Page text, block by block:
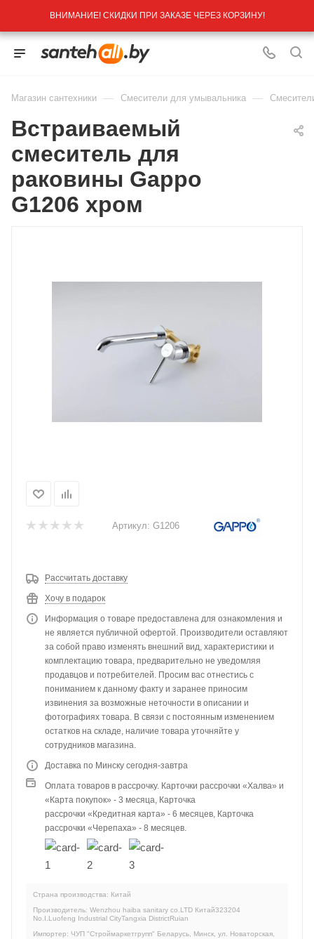
ВНИМАНИЕ! СКИДКИ ПРИ ЗАКАЗЕ ЧЕРЕЗ КОРЗИНУ!
Магазин сантехники — Смесители для умывальника —
Встраиваемый
смеситель для
раковины Gappo
G1206 хром
Артикул: G1206
Рассчитать доставку
Хочу в подарок
Информация о товаре предоставлена для ознакомления и
не является публичной офертой. Производители оставляют
за собой право изменять внешний вид, характеристики и
комплектацию товара, предварительно не уведомляя
продавцов и потребителей. Просим вас отнестись с
пониманием к данному факту и заранее приносим
извинения за возможные неточности в описании и
фотографиях товара. В связи с постоянным изменением
остатков на складе, наличие товара уточняйте у
сотрудников магазина.
Доставка по Минску сегодня-завтра
Оплата товаров в рассрочку. Карточки рассрочки «Халва» и
«Карта покупок» - 3 месяца, Карточка
рассрочки «Кредитная карта» - 6 месяцев, Карточка
рассрочки «Черепаха» - 8 месяцев.
Страна производства: Китай
Производитель: Wenzhou haiba sanitary co.LTD Китай323204
No.I.Luofeng Industrial CityTangxia DistrictRuian
Импортер: ЧУП "Строймаркетгрупп" Беларусь, Минск, ул. Новаторская,